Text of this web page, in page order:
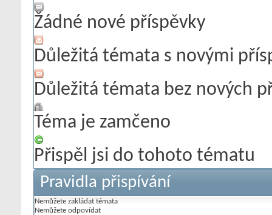
Žádné nové příspěvky
Důležitá témata s novými
Důležitá témata bez nových
Téma je zamčeno
Přispěl jsi do tohoto tématu
Pravidla přispívání
Nemůžete zakládat témata
Nemůžete odpovídat